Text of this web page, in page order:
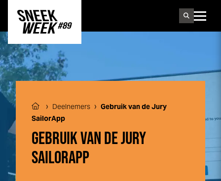
GEBRUIK VAN DE JURY
SAILORAPP
› Deelnemers › Gebruik van de Jury
SailorApp